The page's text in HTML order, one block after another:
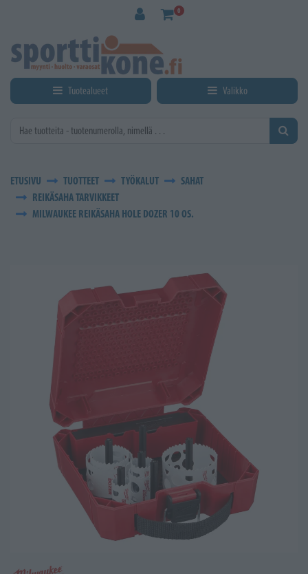
0
Tuotealueet Valikko
ETUSIVU TUOTTEET TYÖKALUT
SAHAT
REIKÄSAHA TARVIKKEET
MILWAUKEE REIKÄSAHA HOLE DOZER 10 OS.